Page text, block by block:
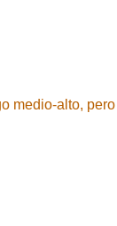
medio-alto, pero